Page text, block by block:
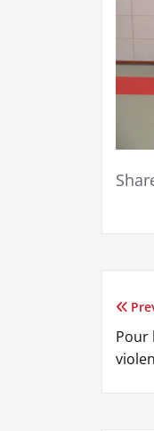
de
Pour